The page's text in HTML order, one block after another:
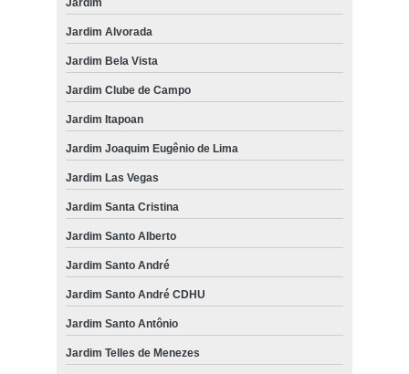
Jardim Alvorada
Jardim Bela Vista
Jardim Clube de Campo
Jardim Itapoan
Jardim Joaquim Eugênio de Lima
Jardim Las Vegas
Jardim Santa Cristina
Jardim Santo Alberto
Jardim Santo André
Jardim Santo André CDHU
Jardim Santo Antônio
Jardim Telles de Menezes